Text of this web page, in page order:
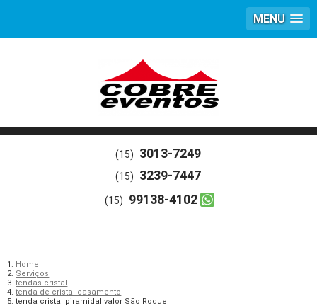
MENU
(15) 3013-7249
(15) 3239-7447
(15) 99138-4102
Home
Serviços
tendas cristal
tenda de cristal casamento
tenda cristal piramidal valor São Roque